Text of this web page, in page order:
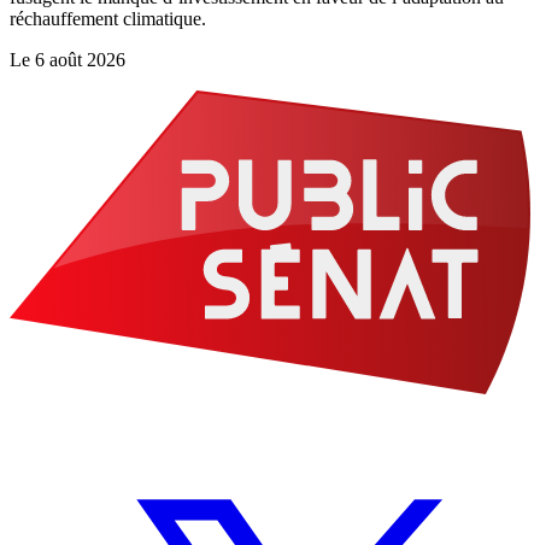
réchauffement climatique.
Le 6 août 2026